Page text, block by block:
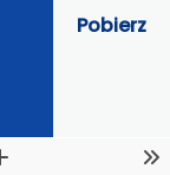
Pobierz